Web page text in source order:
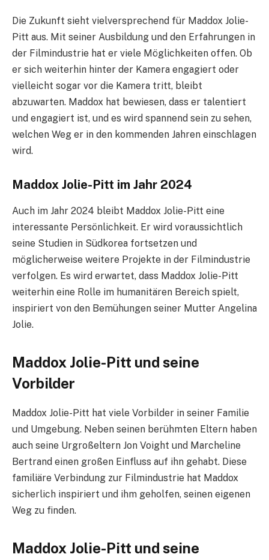
Die Zukunft sieht vielversprechend für Maddox Jolie-
Pitt aus. Mit seiner Ausbildung und den Erfahrungen in
der Filmindustrie hat er viele Möglichkeiten offen. Ob
er sich weiterhin hinter der Kamera engagiert oder
vielleicht sogar vor die Kamera tritt, bleibt
abzuwarten. Maddox hat bewiesen, dass er talentiert
und engagiert ist, und es wird spannend sein zu sehen,
welchen Weg er in den kommenden Jahren einschlagen
wird.
Maddox Jolie-Pitt im Jahr 2024
Auch im Jahr 2024 bleibt Maddox Jolie-Pitt eine
interessante Persönlichkeit. Er wird voraussichtlich
seine Studien in Südkorea fortsetzen und
möglicherweise weitere Projekte in der Filmindustrie
verfolgen. Es wird erwartet, dass Maddox Jolie-Pitt
weiterhin eine Rolle im humanitären Bereich spielt,
inspiriert von den Bemühungen seiner Mutter Angelina
Jolie.
Maddox Jolie-Pitt und seine
Vorbilder
Maddox Jolie-Pitt hat viele Vorbilder in seiner Familie
und Umgebung. Neben seinen berühmten Eltern haben
auch seine Urgroßeltern Jon Voight und Marcheline
Bertrand einen großen Einfluss auf ihn gehabt. Diese
familiäre Verbindung zur Filmindustrie hat Maddox
sicherlich inspiriert und ihm geholfen, seinen eigenen
Weg zu finden.
Maddox Jolie-Pitt und seine